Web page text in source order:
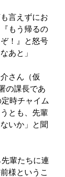
言えずにお
もう帰るの
！』と怒号
あと」
さん（仮
の課長であ
時チャイム
とも、先輩
いか」と聞
輩たちに連
様というこ